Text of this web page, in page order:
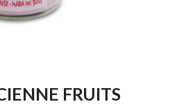
FRUITS